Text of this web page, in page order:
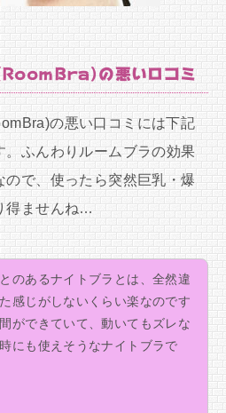
の悪い口コミ
の悪い口コミには下記
。ふんわりルームブラの効果
ので、使ったら突然巨乳・爆
得ませんね…
のあるナイトブラとは、全然違
感じがしないくらい楽なのです
ができていて、動いてもズレな
にも使えそうなナイトブラで